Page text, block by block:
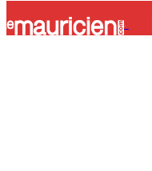
-